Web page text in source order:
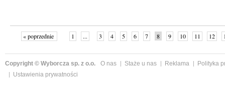
« poprzednie 1 ... 3 4 5 6 7 8 9 10 11 12
Copyright © Wyborcza sp. z o.o. O nas Staże u nas Reklama
Polityka
Ustawienia prywatności